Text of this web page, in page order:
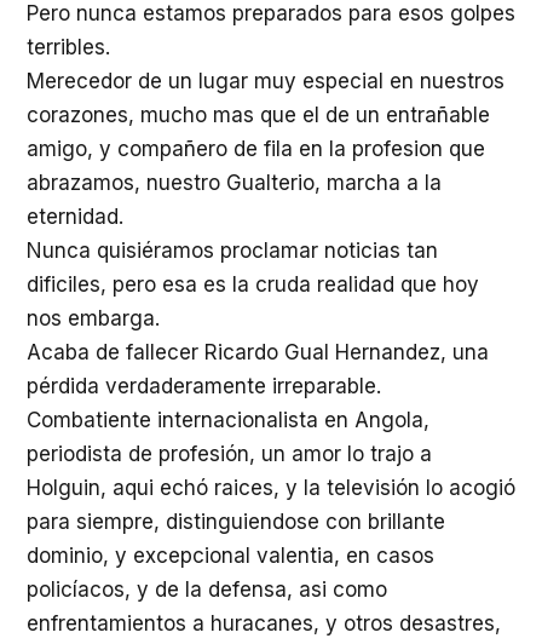
Pero nunca estamos preparados para esos golpes
terribles.
Merecedor de un lugar muy especial en nuestros
corazones, mucho mas que el de un entrañable
amigo, y compañero de fila en la profesion que
abrazamos, nuestro Gualterio, marcha a la
eternidad.
Nunca quisiéramos proclamar noticias tan
dificiles, pero esa es la cruda realidad que hoy
nos embarga.
Acaba de fallecer Ricardo Gual Hernandez, una
pérdida verdaderamente irreparable.
Combatiente internacionalista en Angola,
periodista de profesión, un amor lo trajo a
Holguin, aqui echó raices, y la televisión lo acogió
para siempre, distinguiendose con brillante
dominio, y excepcional valentia, en casos
policíacos, y de la defensa, asi como
enfrentamientos a huracanes, y otros desastres,